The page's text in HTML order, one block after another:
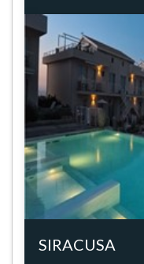
SIRACUSA